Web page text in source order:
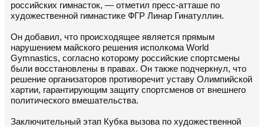
российских гимнасток, — отметил пресс-атташе по
художественной гимнастике ФГР Линар Гинатуллин.
Он добавил, что происходящее является прямым
нарушением майского решения исполкома World
Gymnastics, согласно которому российские спортсмены
были восстановлены в правах. Он также подчеркнул, что
решение организаторов противоречит уставу Олимпийской
хартии, гарантирующим защиту спортсменов от внешнего
политического вмешательства.
Заключительный этап Кубка вызова по художественной